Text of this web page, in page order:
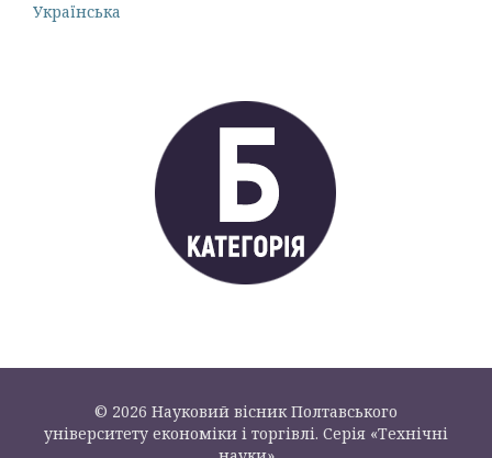
Українська
© 2026 Науковий вісник Полтавського
університету економіки і торгівлі. Серія «Технічні